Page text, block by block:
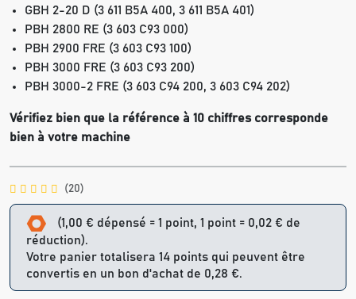
GBH 2-20 D (3 611 B5A 400, 3 611 B5A 401)
PBH 2800 RE (3 603 C93 000)
PBH 2900 FRE (3 603 C93 100)
PBH 3000 FRE (3 603 C93 200)
PBH 3000-2 FRE (3 603 C94 200, 3 603 C94 202)
Vérifiez bien que la référence à 10 chiffres corresponde
bien à votre machine
(20)
(1,00 € dépensé = 1 point, 1 point = 0,02 € de
réduction).
Votre panier totalisera 14 points qui peuvent être
convertis en un bon d'achat de 0,28 €.